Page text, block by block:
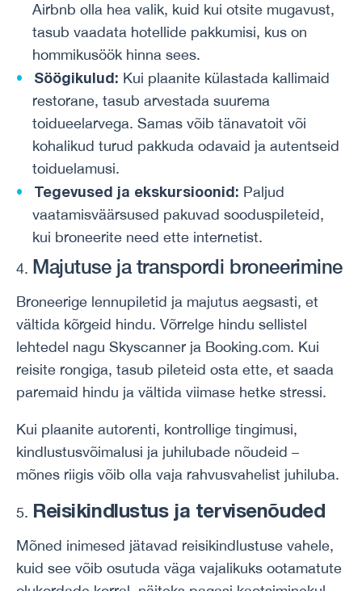
Airbnb olla hea valik, kuid kui otsite mugavust,
tasub vaadata hotellide pakkumisi, kus on
hommikusöök hinna sees.
Söögikulud: Kui plaanite külastada kallimaid
restorane, tasub arvestada suurema
toidueelarvega. Samas võib tänavatoit või
kohalikud turud pakkuda odavaid ja autentseid
toiduelamusi.
Tegevused ja ekskursioonid: Paljud
vaatamisväärsused pakuvad sooduspileteid,
kui broneerite need ette internetist.
Majutuse ja transpordi broneerimine
Broneerige lennupiletid ja majutus aegsasti, et
vältida kõrgeid hindu. Võrrelge hindu sellistel
lehtedel nagu Skyscanner ja Booking.com. Kui
reisite rongiga, tasub pileteid osta ette, et saada
paremaid hindu ja vältida viimase hetke stressi.
Kui plaanite autorenti, kontrollige tingimusi,
kindlustusvõimalusi ja juhilubade nõudeid –
mõnes riigis võib olla vaja rahvusvahelist juhiluba.
Reisikindlustus ja tervisenõuded
Mõned inimesed jätavad reisikindlustuse vahele,
kuid see võib osutuda väga vajalikuks ootamatute